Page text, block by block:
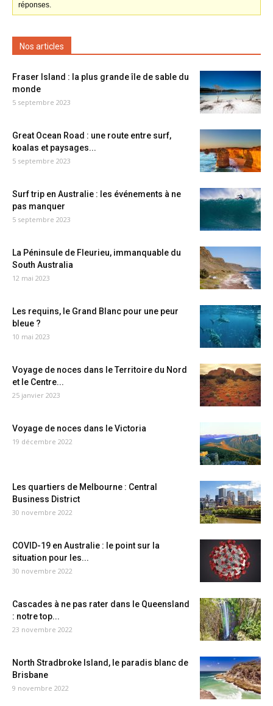
réponses.
Nos articles
Fraser Island : la plus grande île de sable du
monde
5 septembre 2023
Great Ocean Road : une route entre surf,
koalas et paysages...
5 septembre 2023
Surf trip en Australie : les événements à ne
pas manquer
5 septembre 2023
La Péninsule de Fleurieu, immanquable du
South Australia
12 mai 2023
Les requins, le Grand Blanc pour une peur
bleue ?
10 mai 2023
Voyage de noces dans le Territoire du Nord
et le Centre...
25 janvier 2023
Voyage de noces dans le Victoria
19 décembre 2022
Les quartiers de Melbourne : Central
Business District
30 novembre 2022
COVID-19 en Australie : le point sur la
situation pour les...
30 novembre 2022
Cascades à ne pas rater dans le Queensland
: notre top...
23 novembre 2022
North Stradbroke Island, le paradis blanc de
Brisbane
9 novembre 2022